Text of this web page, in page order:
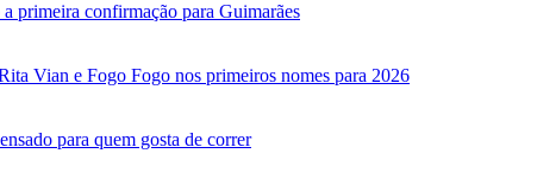
primeira confirmação para Guimarães
Vian e Fogo Fogo nos primeiros nomes para 2026
para quem gosta de correr